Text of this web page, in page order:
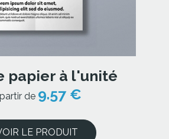
papier à l'unité
de 9.57 €
LE PRODUIT